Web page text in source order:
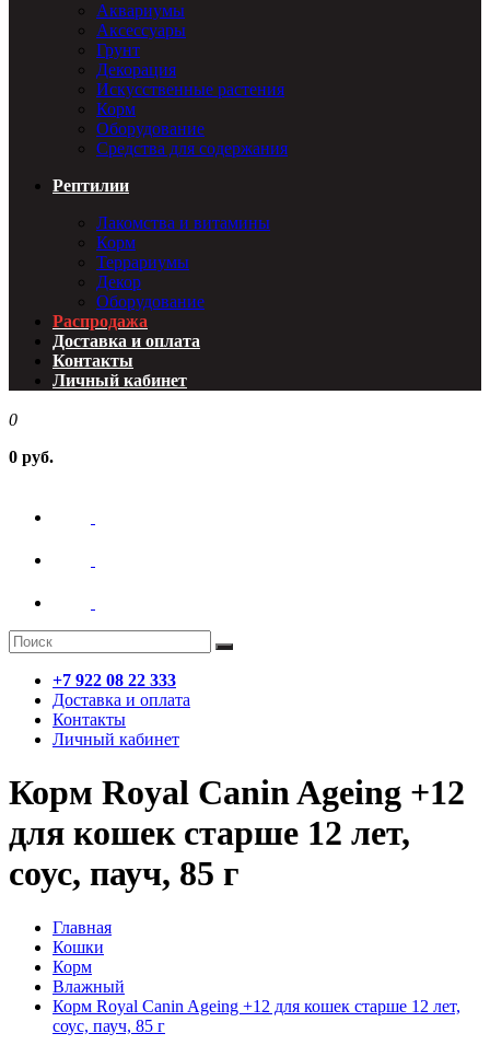
Аквариумы
Аксессуары
Грунт
Декорация
Искусственные растения
Корм
Оборудование
Средства для содержания
Рептилии
Лакомства и витамины
Корм
Террариумы
Декор
Оборудование
Распродажа
Доставка и оплата
Контакты
Личный кабинет
0
0 руб.
+7 922 08 22 333
Доставка и оплата
Контакты
Личный кабинет
Корм Royal Canin Ageing +12
для кошек старше 12 лет,
соус, пауч, 85 г
Главная
Кошки
Корм
Влажный
Корм Royal Canin Ageing +12 для кошек старше 12 лет,
соус, пауч, 85 г